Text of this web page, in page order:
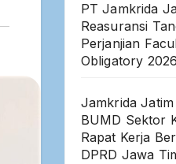
PT Jamkrida
Reasuransi
Perjanjian
Obligatory 2026
Jamkrida
BUMD Sektor
Rapat Kerja
DPRD Jawa